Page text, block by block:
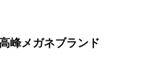
峰メガネブランド